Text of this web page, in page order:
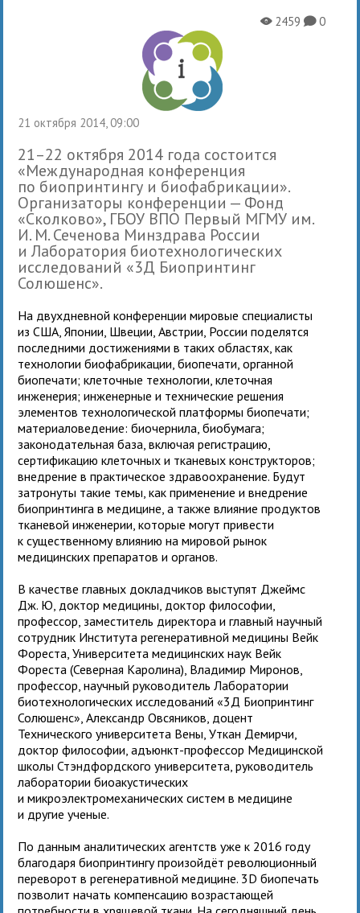
21 октября 2014, 09:00
X2459K0
21–22 октября 2014 года состоится
«Международная конференция
по биопринтингу и биофабрикации».
Организаторы конференции — Фонд
«Сколково», ГБОУ ВПО Первый МГМУ им.
И. М. Сеченова Минздрава России
и Лаборатория биотехнологических
исследований «3Д Биопринтинг
Солюшенс».
На двухдневной конференции мировые специалисты
из США, Японии, Швеции, Австрии, России поделятся
последними достижениями в таких областях, как
технологии биофабрикации, биопечати, органной
биопечати; клеточные технологии, клеточная
инженерия; инженерные и технические решения
элементов технологической платформы биопечати;
материаловедение: биочернила, биобумага;
законодательная база, включая регистрацию,
сертификацию клеточных и тканевых конструкторов;
внедрение в практическое здравоохранение. Будут
затронуты такие темы, как применение и внедрение
биопринтинга в медицине, а также влияние продуктов
тканевой инженерии, которые могут привести
к существенному влиянию на мировой рынок
медицинских препаратов и органов.
В качестве главных докладчиков выступят Джеймс
Дж. Ю, доктор медицины, доктор философии,
профессор, заместитель директора и главный научный
сотрудник Института регенеративной медицины Вейк
Фореста, Университета медицинских наук Вейк
Фореста (Северная Каролина), Владимир Миронов,
профессор, научный руководитель Лаборатории
биотехнологических исследований «3Д Биопринтинг
Солюшенс», Александр Овсяников, доцент
Технического университета Вены, Уткан Демирчи,
доктор философии, адъюнкт-профессор Медицинской
школы Стэндфордского университета, руководитель
лаборатории биоакустических
и микроэлектромеханических систем в медицине
и другие ученые.
По данным аналитических агентств уже к 2016 году
благодаря биопринтингу произойдёт революционный
переворот в регенеративной медицине. 3D биопечать
позволит начать компенсацию возрастающей